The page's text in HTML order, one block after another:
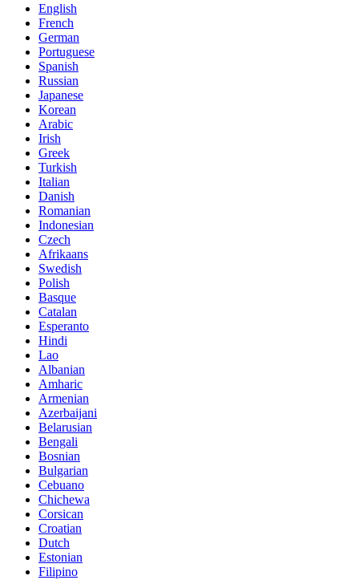
English
French
German
Portuguese
Spanish
Russian
Japanese
Korean
Arabic
Irish
Greek
Turkish
Italian
Danish
Romanian
Indonesian
Czech
Afrikaans
Swedish
Polish
Basque
Catalan
Esperanto
Hindi
Lao
Albanian
Amharic
Armenian
Azerbaijani
Belarusian
Bengali
Bosnian
Bulgarian
Cebuano
Chichewa
Corsican
Croatian
Dutch
Estonian
Filipino